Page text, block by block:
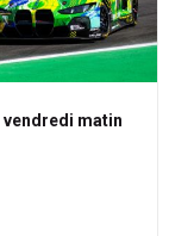
vendredi matin